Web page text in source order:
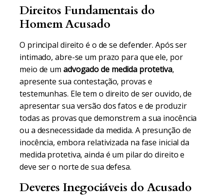
Direitos Fundamentais do
Homem Acusado
O principal direito é o de se defender. Após ser
intimado, abre-se um prazo para que ele, por
meio de um advogado de medida protetiva,
apresente sua contestação, provas e
testemunhas. Ele tem o direito de ser ouvido, de
apresentar sua versão dos fatos e de produzir
todas as provas que demonstrem a sua inocência
ou a desnecessidade da medida. A presunção de
inocência, embora relativizada na fase inicial da
medida protetiva, ainda é um pilar do direito e
deve ser o norte de sua defesa.
Deveres Inegociáveis do Acusado